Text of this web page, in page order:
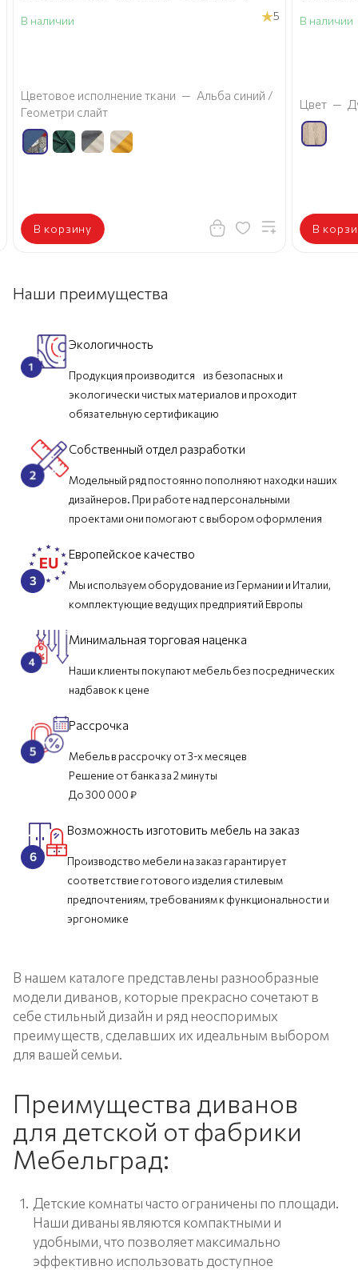
В наличии 5
Цветовое исполнение ткани — Альба синий /
Геометри слайт
В корзину
В наличии
Цвет —
В
Наши преимущества
Экологичность
Продукция производится из безопасных и
экологически чистых материалов и проходит
обязательную сертификацию
Собственный отдел разработки
Модельный ряд постоянно пополняют находки наших
дизайнеров. При работе над персональными
проектами они помогают с выбором оформления
Европейское качество
Мы используем оборудование из Германии и Италии,
комплектующие ведущих предприятий Европы
Минимальная торговая наценка
Наши клиенты покупают мебель без посреднических
надбавок к цене
Рассрочка
Мебель в рассрочку от 3-х месяцев
Решение от банка за 2 минуты
До 300 000 ₽
Возможность изготовить мебель на заказ
Производство мебели на заказ гарантирует
соответствие готового изделия стилевым
предпочтениям, требованиям к функциональности и
эргономике
В нашем каталоге представлены разнообразные
модели диванов, которые прекрасно сочетают в
себе стильный дизайн и ряд неоспоримых
преимуществ, сделавших их идеальным выбором
для вашей семьи.
Преимущества диванов
для детской от фабрики
Мебельград:
Детские комнаты часто ограничены по площади.
Наши диваны являются компактными и
удобными, что позволяет максимально
эффективно использовать доступное